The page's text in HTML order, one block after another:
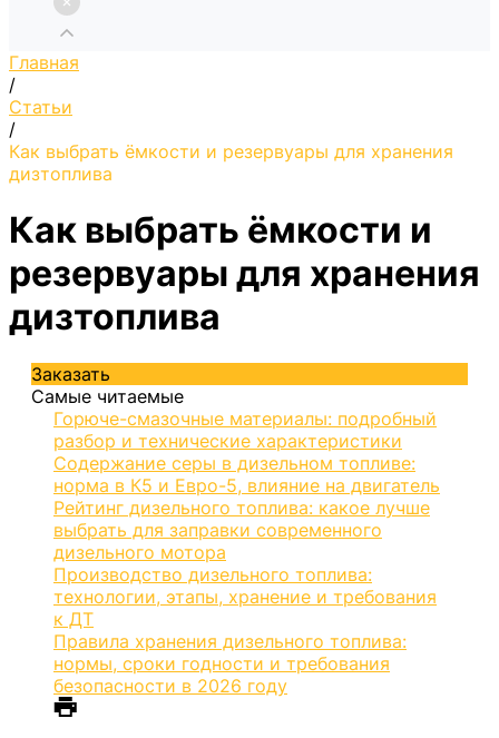
Главная
/
Статьи
/
Как выбрать ёмкости и резервуары для хранения
дизтоплива
Как выбрать ёмкости и
резервуары для хранения
дизтоплива
Заказать
Самые читаемые
Горюче-смазочные материалы: подробный
разбор и технические характеристики
Содержание серы в дизельном топливе:
норма в К5 и Евро-5, влияние на двигатель
Рейтинг дизельного топлива: какое лучше
выбрать для заправки современного
дизельного мотора
Производство дизельного топлива:
технологии, этапы, хранение и требования
к ДТ
Правила хранения дизельного топлива:
нормы, сроки годности и требования
безопасности в 2026 году